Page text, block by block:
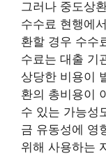
그러나 중도상
수수료 현행에
환할 경우 수수
수료는 대출 기
상당한 비용이
환의 총비용이
수 있는 가능성
금 유동성에 영
위해 사용하는